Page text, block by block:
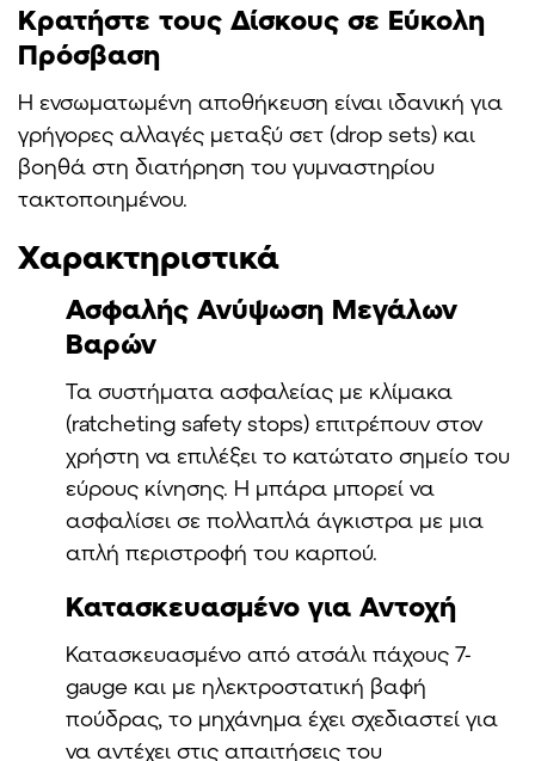
Κρατήστε τους Δίσκους σε Εύκολη
Πρόσβαση
Η ενσωματωμένη αποθήκευση είναι ιδανική για
γρήγορες αλλαγές μεταξύ σετ (drop sets) και
βοηθά στη διατήρηση του γυμναστηρίου
τακτοποιημένου.
Χαρακτηριστικά
Ασφαλής Ανύψωση Μεγάλων
Βαρών
Τα συστήματα ασφαλείας με κλίμακα
(ratcheting safety stops) επιτρέπουν στον
χρήστη να επιλέξει το κατώτατο σημείο του
εύρους κίνησης. Η μπάρα μπορεί να
ασφαλίσει σε πολλαπλά άγκιστρα με μια
απλή περιστροφή του καρπού.
Κατασκευασμένο για Αντοχή
Κατασκευασμένο από ατσάλι πάχους 7-
gauge και με ηλεκτροστατική βαφή
πούδρας, το μηχάνημα έχει σχεδιαστεί για
να αντέχει στις απαιτήσεις του